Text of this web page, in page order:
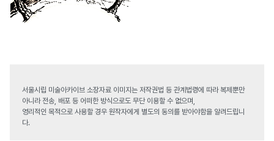
서울시립 미술아카이브 소장자료 이미지는 저작권법 등 관계법령에 따라 복제뿐만
아니라 전송, 배포 등 어떠한 방식으로도 무단 이용할 수 없으며,
영리적인 목적으로 사용할 경우 원작자에게 별도의 동의를 받아야함을 알려드립니
다.